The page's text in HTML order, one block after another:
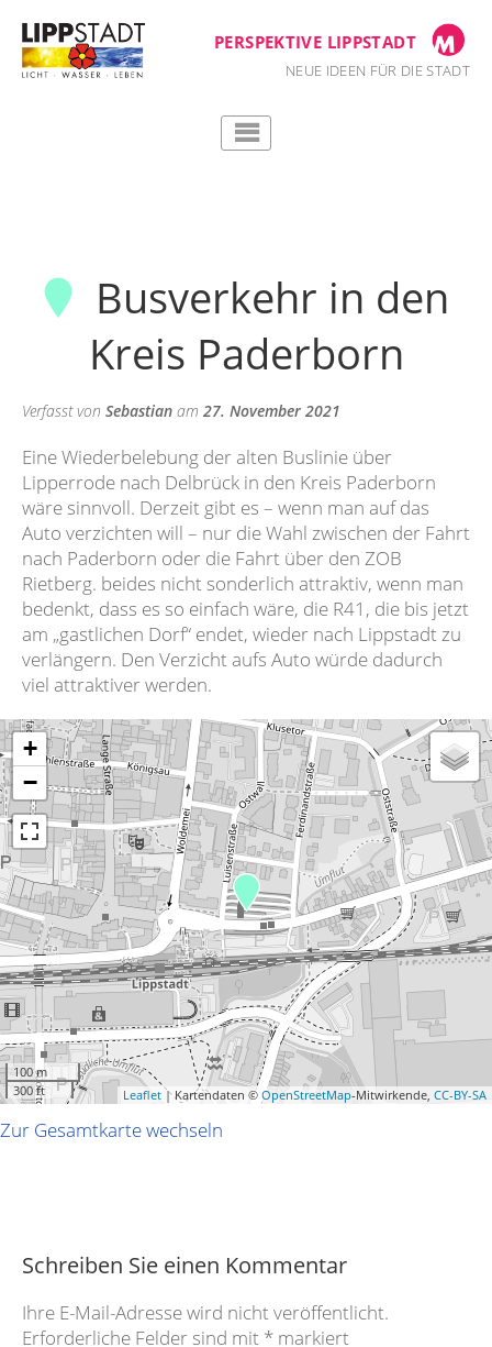
Inhalt
springen
PERSPEKTIVE LIPPSTADT
NEUE IDEEN FÜR DIE STADT
Busverkehr in den
Kreis Paderborn
Verfasst von Sebastian am 27. November 2021
Eine Wiederbelebung der alten Buslinie über
Lipperrode nach Delbrück in den Kreis Paderborn
wäre sinnvoll. Derzeit gibt es – wenn man auf das
Auto verzichten will – nur die Wahl zwischen der Fahrt
nach Paderborn oder die Fahrt über den ZOB
Rietberg. beides nicht sonderlich attraktiv, wenn man
bedenkt, dass es so einfach wäre, die R41, die bis jetzt
am „gastlichen Dorf“ endet, wieder nach Lippstadt zu
verlängern. Den Verzicht aufs Auto würde dadurch
viel attraktiver werden.
+
−
100 m
300 ft
Leaflet | Kartendaten © OpenStreetMap-Mitwirkende, CC-BY-SA
Zur Gesamtkarte wechseln
Schreiben Sie einen Kommentar
Ihre E-Mail-Adresse wird nicht veröffentlicht.
Erforderliche Felder sind mit * markiert